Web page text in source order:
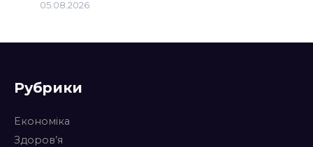
05.08.2026
Рубрики
Економіка
Здоров’я